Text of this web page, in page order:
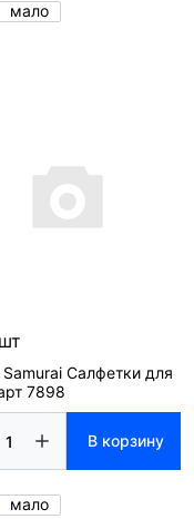
мало
Samurai Салфетки для
7898
В корзину
мало